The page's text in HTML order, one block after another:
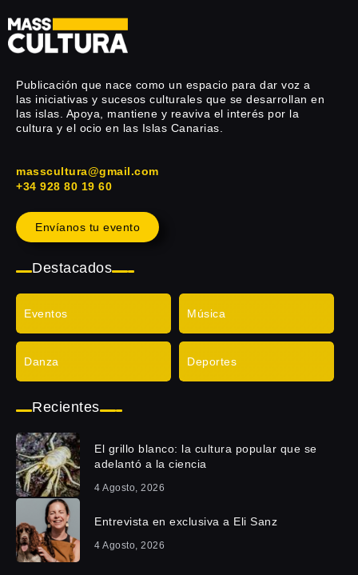
Publicación que nace como un espacio para dar voz a
las iniciativas y sucesos culturales que se desarrollan en
las islas. Apoya, mantiene y reaviva el interés por la
cultura y el ocio en las Islas Canarias.
masscultura@gmail.com
+34 928 80 19 60
Envíanos tu evento
Destacados
Eventos Música
Danza Deportes
Recientes
El grillo blanco: la cultura popular que se
adelantó a la ciencia
4 Agosto, 2026
Entrevista en exclusiva a Eli Sanz
4 Agosto, 2026